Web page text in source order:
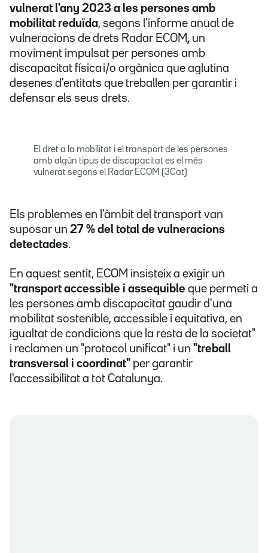
vulnerat l'any 2023 a les persones amb
mobilitat reduïda, segons l'informe anual de
vulneracions de drets Radar ECOM, un
moviment impulsat per persones amb
discapacitat física i/o orgànica que aglutina
desenes d'entitats que treballen per garantir i
defensar els seus drets.
El dret a la mobilitat i el transport de les persones
amb algún tipus de discapacitat es el més
vulnerat segons el Radar ECOM (3Cat)
Els problemes en l'àmbit del transport van
suposar un 27 % del total de vulneracions
detectades.
En aquest sentit, ECOM insisteix a exigir un
"transport accessible i assequible que permeti a
les persones amb discapacitat gaudir d'una
mobilitat sostenible, accessible i equitativa, en
igualtat de condicions que la resta de la societat"
i reclamen un "protocol unificat" i un "treball
transversal i coordinat" per garantir
l'accessibilitat a tot Catalunya.